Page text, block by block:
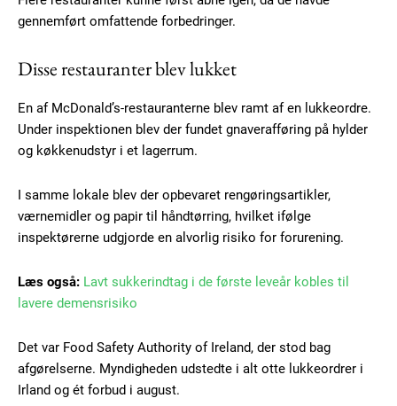
Subscription Plans
Free limited access
gennemført omfattende forbedringer.
Disse restauranter blev lukket
En af McDonald’s-restauranterne blev ramt af en lukkeordre.
Under inspektionen blev der fundet gnaverafføring på hylder
og køkkenudstyr i et lagerrum.
I samme lokale blev der opbevaret rengøringsartikler,
værnemidler og papir til håndtørring, hvilket ifølge
inspektørerne udgjorde en alvorlig risiko for forurening.
Læs også: Lavt sukkerindtag i de første leveår kobles til
lavere demensrisiko
Det var Food Safety Authority of Ireland, der stod bag
afgørelserne. Myndigheden udstedte i alt otte lukkeordrer i
Irland og ét forbud i august.